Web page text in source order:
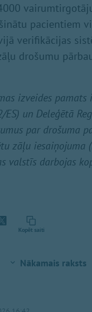
pacientiem
verifikācijas
drošumu
izveides
un Deleģētā
par drošuma
zāļu iesaiņojuma
valstīs darbojas
Kopēt saiti
Nākamais raksts